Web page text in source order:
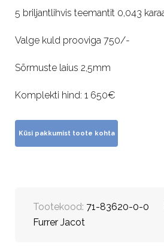
5 briljantlihvis teemantit 0,043
Valge kuld prooviga 750/-
Sõrmuste laius 2,5mm
Komplekti hind: 1 650€
Tootekood: 71-83620-0-0
Furrer Jacot